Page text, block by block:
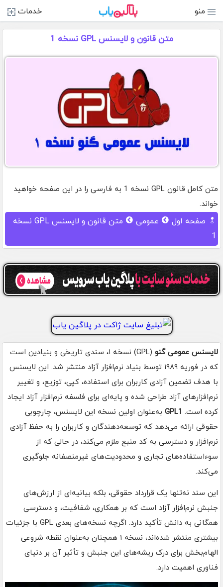
منو خدمات
متن قانون و لایسنس GPL نسخه 1
متن کامل قانون GPL نسخه 1 به فارسی را در این صفحه خواهید
خواند.
صفحه اول عمومی
متن قانون و لایسنس GPL نسخه
1
لایسنس عمومی گنو
(GPL) نسخه ۱، سندی تاریخی و بنیادین است
که در فوریه ۱۹۸۹ توسط بنیاد نرم‌افزار آزاد منتشر شد. این لایسنس
با هدف تضمین آزادی کاربران برای استفاده، کپی، توزیع، و تغییر
نرم‌افزارهای آزاد طراحی شده و پایه‌ای برای فلسفه نرم‌افزار آزاد ایجاد
کرده است. GPL1 به‌عنوان اولین نسخه این لایسنس، چارچوبی
حقوقی ارائه می‌دهد که توسعه‌دهندگان و کاربران را به حفظ آزادی
نرم‌افزار و دسترسی به کد منبع ملزم می‌کند، در حالی که از
سوءاستفاده‌های تجاری و محدودیت‌های غیرمنصفانه جلوگیری
می‌کند.
این سند نه‌تنها یک قرارداد حقوقی، بلکه بیانیه‌ای از ارزش‌های
جنبش نرم‌افزار آزاد است که بر همکاری، شفافیت، و دسترسی
همگانی به دانش تأکید دارد. اگرچه نسخه‌های بعدی GPL با جزئیات
بیشتری منتشر شده‌اند، نسخه ۱ همچنان به‌عنوان نقطه شروعی
الهام‌بخش برای درک ریشه‌های این جنبش و تأثیر آن بر دنیای
فناوری اهمیت دارد.